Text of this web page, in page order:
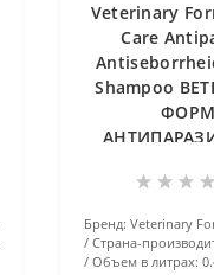
Veterinary
Care
Shampoo
лечебный
салициловой
Бренд: Veterinary
Страна-
Объем в литрах: